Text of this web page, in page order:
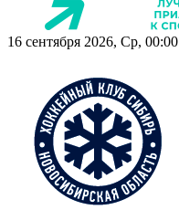
16 сентября 2026, Ср, 00:00